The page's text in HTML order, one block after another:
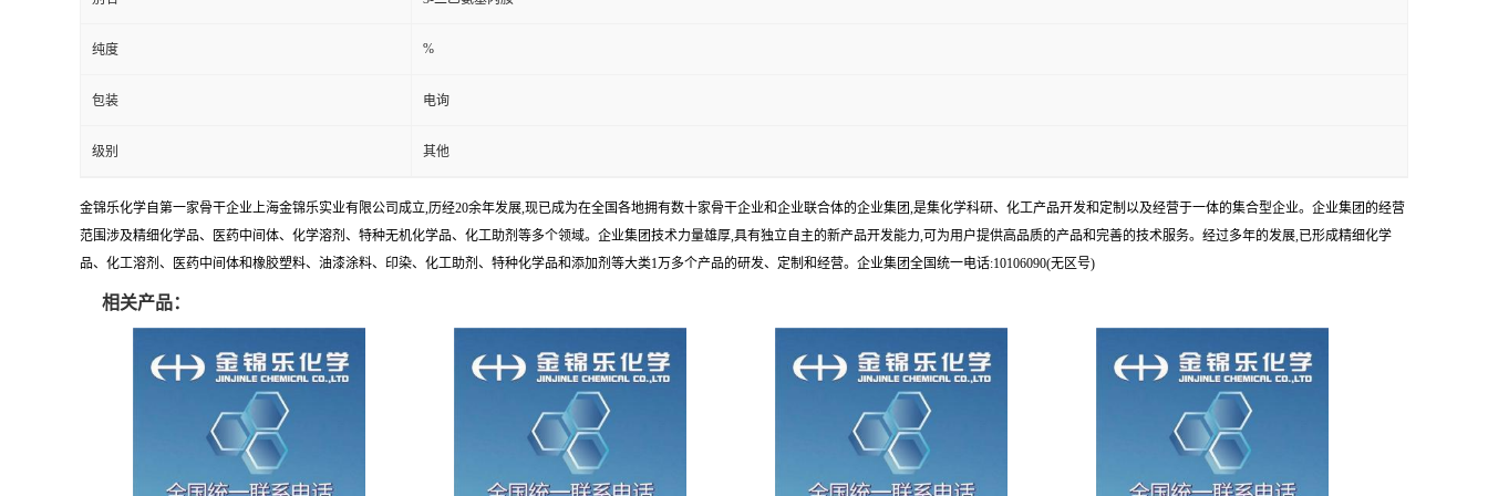
纯度 %
包装 电询
级别 其他
金锦乐化学自第一家骨干企业上海金锦乐实业有限公司成立,历经20余年发展,现已成为在全国各地拥有数十家骨干企业和企业联合体的企业集团,是集化学科研、化工产品开发和定制以及经营于一体的集合型企业。企业集团的经营
范围涉及精细化学品、医药中间体、化学溶剂、特种无机化学品、化工助剂等多个领域。企业集团技术力量雄厚,具有独立自主的新产品开发能力,可为用户提供高品质的产品和完善的技术服务。经过多年的发展,已形成精细化学
品、化工溶剂、医药中间体和橡胶塑料、油漆涂料、印染、化工助剂、特种化学品和添加剂等大类1万多个产品的研发、定制和经营。企业集团全国统一电话:10106090(无区号)
相关产品：